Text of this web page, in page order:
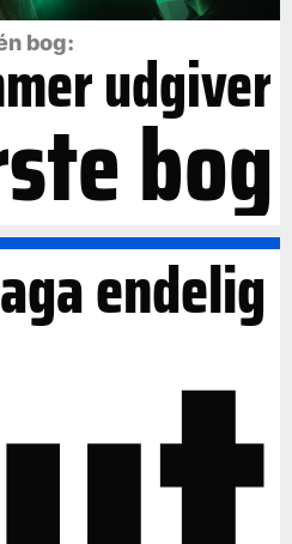
bog: udgiver
bog
endelig